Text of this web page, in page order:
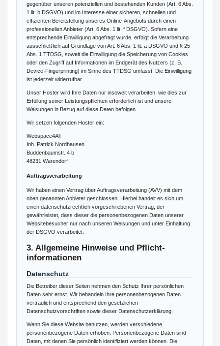
gegenüber unseren potenziellen und bestehenden Kunden (Art. 6 Abs.
1 lit. b DSGVO) und im Interesse einer sicheren, schnellen und
effizienten Bereitstellung unseres Online-Angebots durch einen
professionellen Anbieter (Art. 6 Abs. 1 lit. f DSGVO). Sofern eine
entsprechende Einwilligung abgefragt wurde, erfolgt die Verarbeitung
ausschließlich auf Grundlage von Art. 6 Abs. 1 lit. a DSGVO und § 25
Abs. 1 TTDSG, soweit die Einwilligung die Speicherung von Cookies
oder den Zugriff auf Informationen im Endgerät des Nutzers (z. B.
Device-Fingerprinting) im Sinne des TTDSG umfasst. Die Einwilligung
ist jederzeit widerrufbar.
Unser Hoster wird Ihre Daten nur insoweit verarbeiten, wie dies zur
Erfüllung seiner Leistungspflichten erforderlich ist und unsere
Weisungen in Bezug auf diese Daten befolgen.
Wir setzen folgenden Hoster ein:
Webspace4All
Inh. Patrick Nordhausen
Buddenbaumstr. 4 b
48231 Warendorf
Auftragsverarbeitung
Wir haben einen Vertrag über Auftragsverarbeitung (AVV) mit dem
oben genannten Anbieter geschlossen. Hierbei handelt es sich um
einen datenschutzrechtlich vorgeschriebenen Vertrag, der
gewährleistet, dass dieser die personenbezogenen Daten unserer
Websitebesucher nur nach unseren Weisungen und unter Einhaltung
der DSGVO verarbeitet.
3. Allgemeine Hinweise und Pflicht­
informationen
Datenschutz
Die Betreiber dieser Seiten nehmen den Schutz Ihrer persönlichen
Daten sehr ernst. Wir behandeln Ihre personenbezogenen Daten
vertraulich und entsprechend den gesetzlichen
Datenschutzvorschriften sowie dieser Datenschutzerklärung.
Wenn Sie diese Website benutzen, werden verschiedene
personenbezogene Daten erhoben. Personenbezogene Daten sind
Daten, mit denen Sie persönlich identifiziert werden können. Die